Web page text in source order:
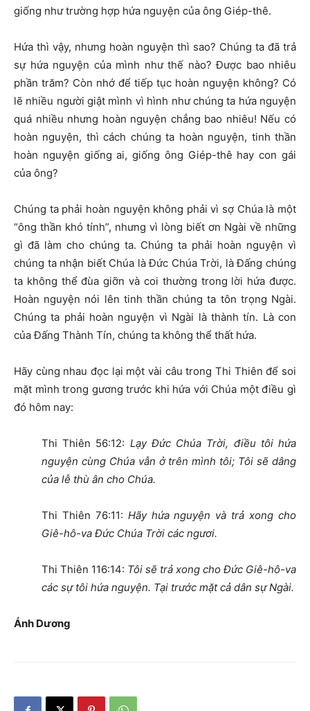
giống như trường hợp hứa nguyện của ông Giép-thê.
Hứa thì vậy, nhưng hoàn nguyện thì sao? Chúng ta đã trả
sự hứa nguyện của mình như thế nào? Được bao nhiêu
phần trăm? Còn nhớ để tiếp tục hoàn nguyện không? Có
lẽ nhiều người giật mình vì hình như chúng ta hứa nguyện
quá nhiều nhưng hoàn nguyện chẳng bao nhiêu! Nếu có
hoàn nguyện, thì cách chúng ta hoàn nguyện, tinh thần
hoàn nguyện giống ai, giống ông Giép-thê hay con gái
của ông?
Chúng ta phải hoàn nguyện không phải vì sợ Chúa là một
“ông thần khó tính”, nhưng vì lòng biết ơn Ngài về những
gì đã làm cho chúng ta. Chúng ta phải hoàn nguyện vì
chúng ta nhận biết Chúa là Đức Chúa Trời, là Đấng chúng
ta không thể đùa giỡn và coi thường trong lời hứa được.
Hoàn nguyện nói lên tinh thần chúng ta tôn trọng Ngài.
Chúng ta phải hoàn nguyện vì Ngài là thành tín. Là con
của Đấng Thành Tín, chúng ta không thể thất hứa.
Hãy cùng nhau đọc lại một vài câu trong Thi Thiên để soi
mặt mình trong gương trước khi hứa với Chúa một điều gì
đó hôm nay:
Thi Thiên 56:12: Lạy Đức Chúa Trời, điều tôi hứa
nguyện cùng Chúa vẫn ở trên mình tôi; Tôi sẽ dâng
của lễ thù ân cho Chúa.
Thi Thiên 76:11: Hãy hứa nguyện và trả xong cho
Giê-hô-va Đức Chúa Trời các ngươi.
Thi Thiên 116:14: Tôi sẽ trả xong cho Đức Giê-hô-va
các sự tôi hứa nguyện. Tại trước mặt cả dân sự Ngài.
Ánh Dương